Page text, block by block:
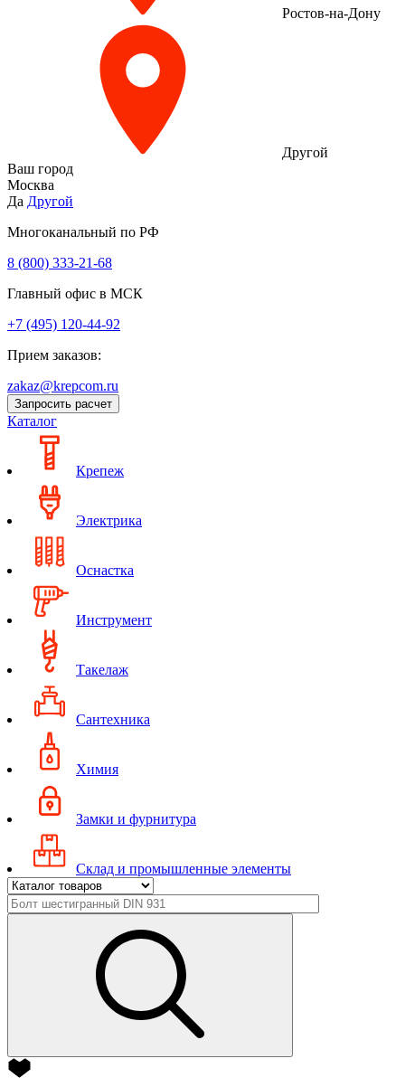
Ростов-на-Дону
Другой
Ваш город
Москва
Да Другой
Многоканальный по РФ
8 (800) 333‑21-68
Главный офис в МСК
+7 (495) 120-44-92
Прием заказов:
zakaz@krepcom.ru
Запросить расчет
Каталог
Крепеж
Электрика
Оснастка
Инструмент
Такелаж
Сантехника
Химия
Замки и фурнитура
Склад и промышленные элементы